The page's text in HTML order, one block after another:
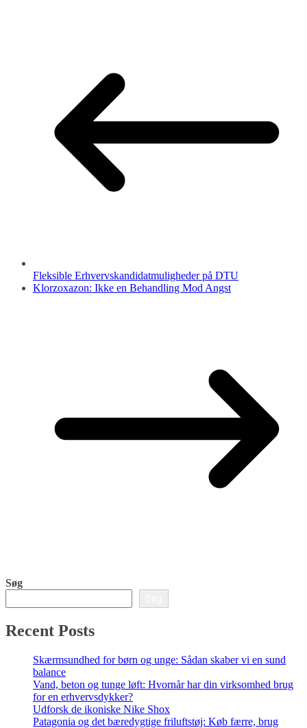
Fleksible Erhvervskandidatmuligheder på DTU
Klorzoxazon: Ikke en Behandling Mod Angst
Søg
Recent Posts
Skærmsundhed for børn og unge: Sådan skaber vi en sund
balance
Vand, beton og tunge løft: Hvornår har din virksomhed brug
for en erhvervsdykker?
Udforsk de ikoniske Nike Shox
Patagonia og det bæredygtige friluftstøj: Køb færre, brug